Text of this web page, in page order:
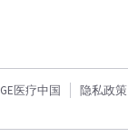
GE医疗中国 隐私政策